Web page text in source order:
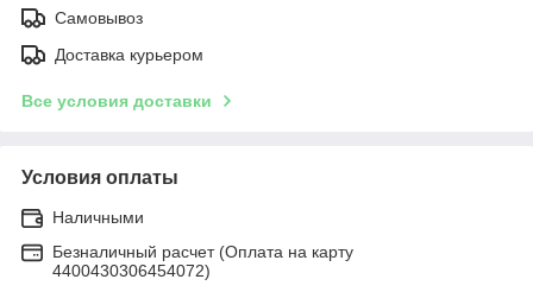
Самовывоз
Доставка курьером
Все условия доставки
Условия оплаты
Наличными
Безналичный расчет (Оплата на карту
4400430306454072)